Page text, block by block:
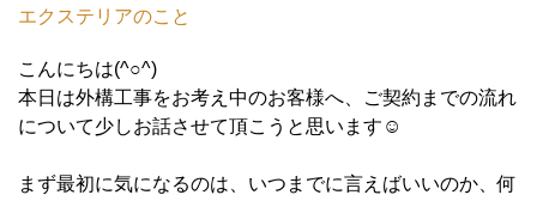
エクステリアのこと
こんにちは(^○^)
本日は外構工事をお考え中のお客様へ、ご契約までの流れ
について少しお話させて頂こうと思います☺︎
まず最初に気になるのは、いつまでに言えばいいのか、何